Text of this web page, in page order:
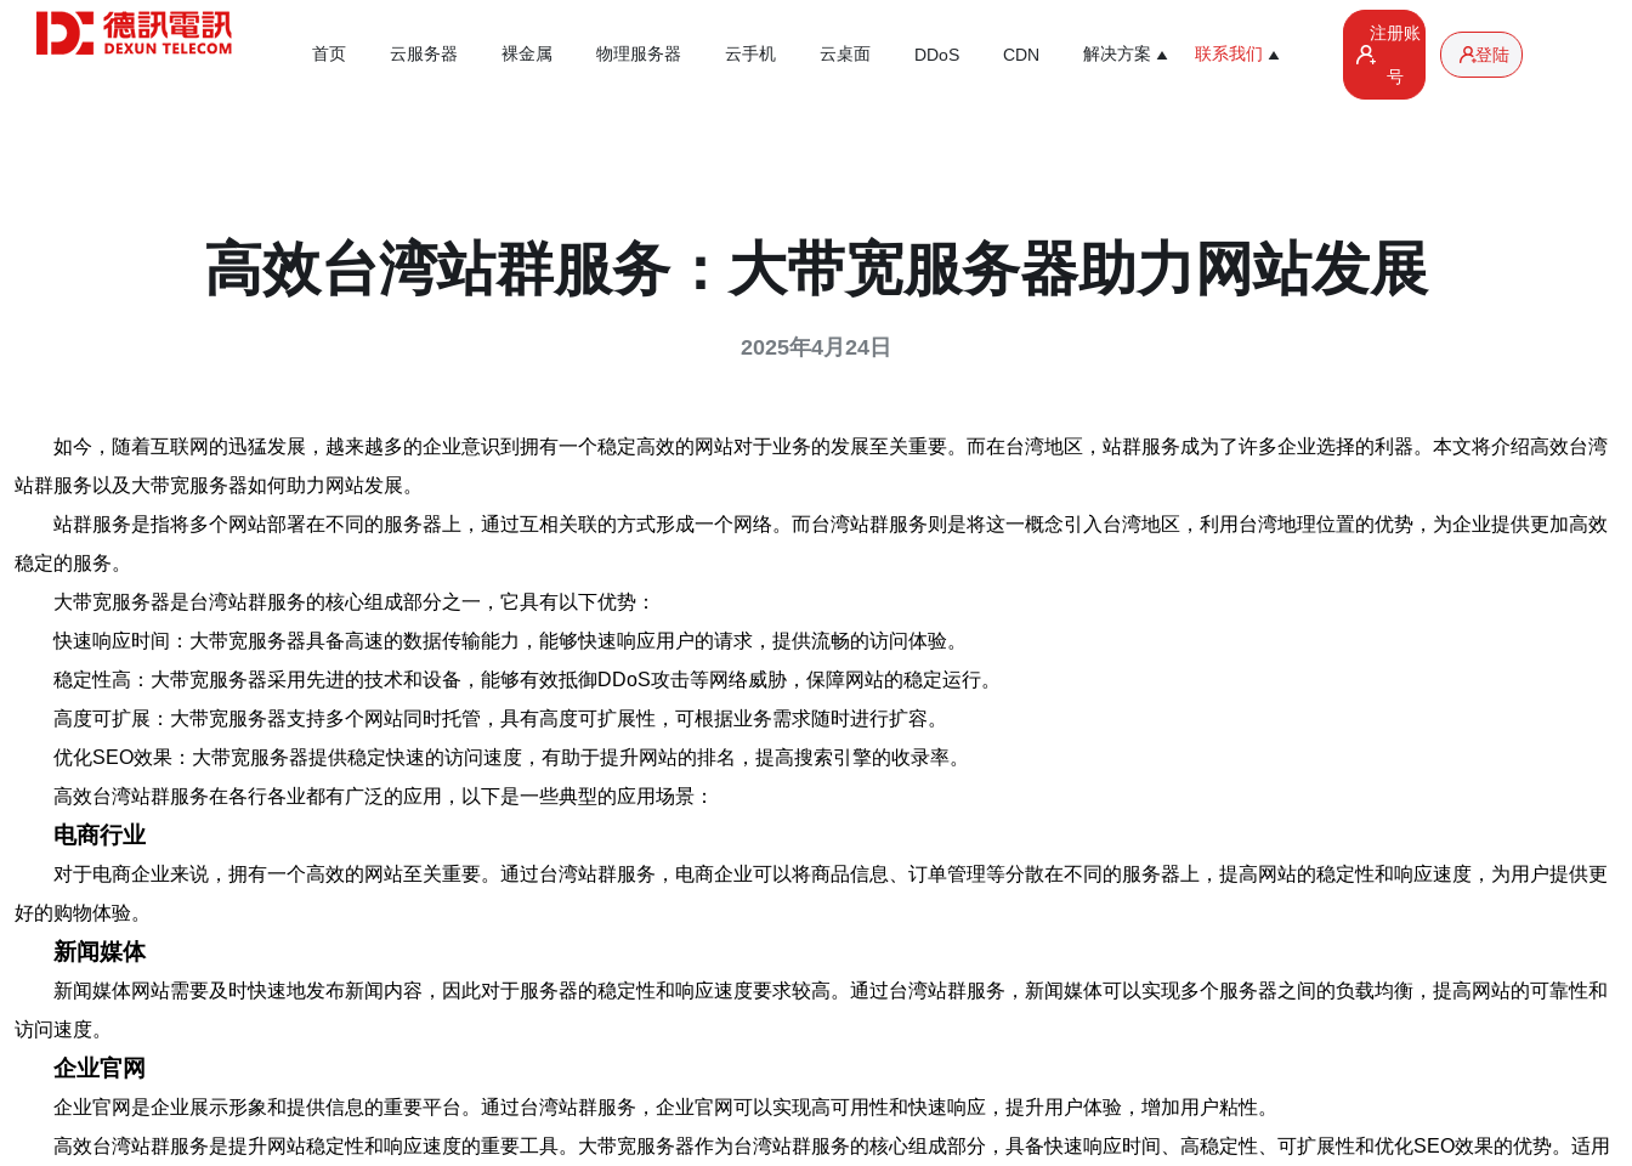
首页 云服务器 裸金属 物理服务器 云手机 云桌面 DDoS CDN 解决方案 联系我们
注册账
号
登陆
高效台湾站群服务：大带宽服务器助力网站发展
2025年4月24日
如今，随着互联网的迅猛发展，越来越多的企业意识到拥有一个稳定高效的网站对于业务的发展至关重要。而在台湾地区，站群服务成为了许多企业选择的利器。本文将介绍高效台湾
站群服务以及大带宽服务器如何助力网站发展。
站群服务是指将多个网站部署在不同的服务器上，通过互相关联的方式形成一个网络。而台湾站群服务则是将这一概念引入台湾地区，利用台湾地理位置的优势，为企业提供更加高效
稳定的服务。
大带宽服务器是台湾站群服务的核心组成部分之一，它具有以下优势：
快速响应时间：大带宽服务器具备高速的数据传输能力，能够快速响应用户的请求，提供流畅的访问体验。
稳定性高：大带宽服务器采用先进的技术和设备，能够有效抵御DDoS攻击等网络威胁，保障网站的稳定运行。
高度可扩展：大带宽服务器支持多个网站同时托管，具有高度可扩展性，可根据业务需求随时进行扩容。
优化SEO效果：大带宽服务器提供稳定快速的访问速度，有助于提升网站的排名，提高搜索引擎的收录率。
高效台湾站群服务在各行各业都有广泛的应用，以下是一些典型的应用场景：
电商行业
对于电商企业来说，拥有一个高效的网站至关重要。通过台湾站群服务，电商企业可以将商品信息、订单管理等分散在不同的服务器上，提高网站的稳定性和响应速度，为用户提供更
好的购物体验。
新闻媒体
新闻媒体网站需要及时快速地发布新闻内容，因此对于服务器的稳定性和响应速度要求较高。通过台湾站群服务，新闻媒体可以实现多个服务器之间的负载均衡，提高网站的可靠性和
访问速度。
企业官网
企业官网是企业展示形象和提供信息的重要平台。通过台湾站群服务，企业官网可以实现高可用性和快速响应，提升用户体验，增加用户粘性。
高效台湾站群服务是提升网站稳定性和响应速度的重要工具。大带宽服务器作为台湾站群服务的核心组成部分，具备快速响应时间、高稳定性、可扩展性和优化SEO效果的优势。适用